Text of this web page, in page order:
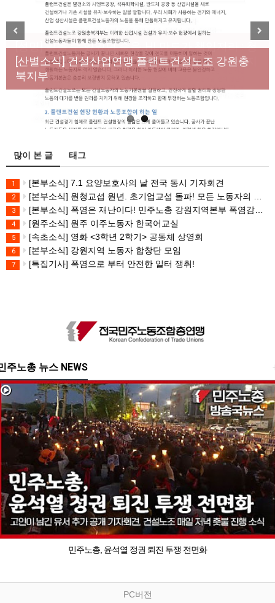
[성명] 막을 수 있었던 죽음, HL만도가 책임져라 : 청
년노동자 사망사고의 철저한 진상규명과 재발방지
대책 마련하라
[산별소식] 건설산업연맹 플랜트건설노조 강원충
북지부
Previous Next
많이 본 글 태그
1 [본부소식] 7.1 요양보호사의 날 전국 동시 기자회견
2 [본부소식] 원청교섭 원년. 초기업교섭 돌파! 모든 노동자의 노동기본권 쟁취! 민주노총 7.15 총파업대회
3 [본부소식] 폭염은 재난이다! 민주노총 강원지역본부 폭염감시단 선포 기자회견
4 [원주소식] 원주 이주노동자 한국어교실
5 [속초소식] 영화 <3학년 2학기> 공동체 상영회
6 [본부소식] 강원지역 노동자 합창단 모임
7 [특집기사] 폭염으로 부터 안전한 일터 쟁취!
주노총 뉴스 NEWS
민주노총, 윤석열 정권 퇴진 투쟁 전면화
PC버전